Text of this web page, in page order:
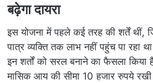
बढ़ेगा दायरा
इस योजना में पहले कई तरह की शर्तें थीं,
पात्र व्यक्ति तक लाभ नहीं पहुंच पा रहा
इन शर्तों को सरल बनाने का फैसला किया
मासिक आय की सीमा 10 हजार रुपये